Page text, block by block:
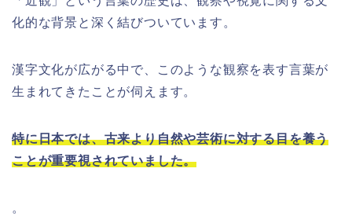
化的な背景と深く結びついています。
漢字文化が広がる中で、このような観察を表す言葉が
生まれてきたことが伺えます。
特に日本では、古来より自然や芸術に対する目を養う
ことが重要視されていました。
。